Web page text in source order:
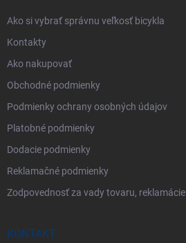
Ako si vybrať správnu veľkosť bicykla
Kontakty
Ako nakupovať
Obchodné podmienky
Podmienky ochrany osobných údajov
Platobné podmienky
Dodacie podmienky
Reklamačné podmienky
Zodpovednosť za vady tovaru, reklamácie
KONTAKT